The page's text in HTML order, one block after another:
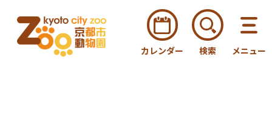
カレンダー 検索 メニュー